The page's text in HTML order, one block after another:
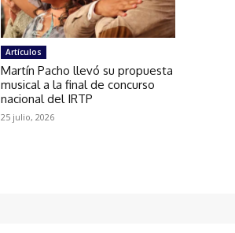
Artículos
Martín Pacho llevó su propuesta
musical a la final de concurso
nacional del IRTP
25 julio, 2026